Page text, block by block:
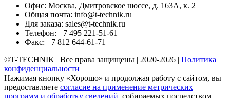
Офис: Москва, Дмитровское шоссе, д. 163А, к. 2
Общая почта: info@t-technik.ru
Для заказа: sales@t-technik.ru
Телефон: +7 495 221-51-61
Факс: +7 812 644-61-71
©T-TECHNIK | Все права защищены | 2020-2026 | Политика
конфиденциальности
Нажимая кнопку «Хорошо» и продолжая работу с сайтом, вы
предоставляете согласие на применение метрических
программ и обработку сведений , собираемых посредством